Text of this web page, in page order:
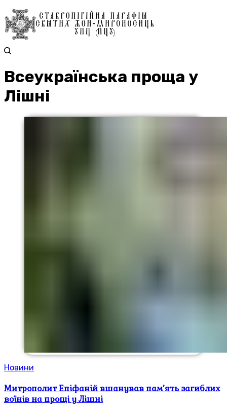
Всеукраїнська проща у
Лішні
Новини
Митрополит Епіфаній вшанував пам’ять загиблих
воїнів на прощі у Лішні